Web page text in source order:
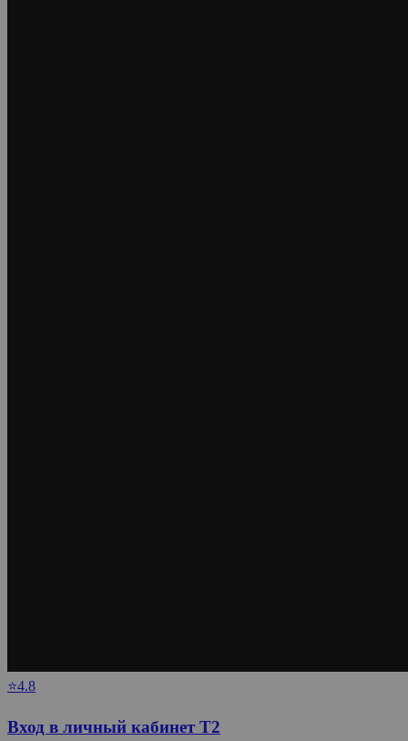
⭐4.8
Вход в личный кабинет T2